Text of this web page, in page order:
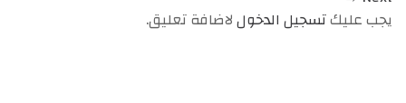
يجب عليكتسجيل الدخوللاضافة تعليق.